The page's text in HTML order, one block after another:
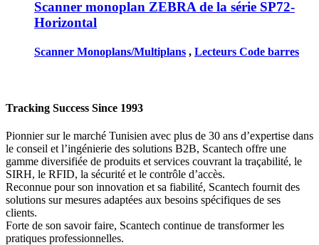
Scanner monoplan ZEBRA de la série SP72-
Horizontal
Scanner Monoplans/Multiplans , Lecteurs Code barres
Tracking Success Since 1993
Pionnier sur le marché Tunisien avec plus de 30 ans d’expertise dans
le conseil et l’ingénierie des solutions B2B, Scantech offre une
gamme diversifiée de produits et services couvrant la traçabilité, le
SIRH, le RFID, la sécurité et le contrôle d’accès.
Reconnue pour son innovation et sa fiabilité, Scantech fournit des
solutions sur mesures adaptées aux besoins spécifiques de ses
clients.
Forte de son savoir faire, Scantech continue de transformer les
pratiques professionnelles.